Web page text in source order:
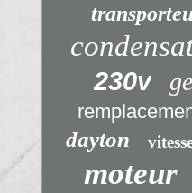
230v
dayton
moteur